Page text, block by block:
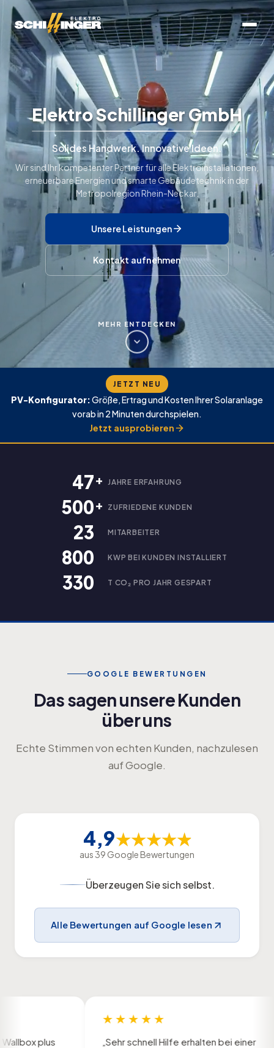
Elektro Schillinger GmbH
Solides Handwerk. Innovative Ideen.
Wir sind Ihr kompetenter Partner für alle Elektroinstallationen,
erneuerbare Energien und smarte Gebäudetechnik in der
Metropolregion Rhein-Neckar.
Unsere Leistungen
Kontakt aufnehmen
MEHR ENTDECKEN
JETZT NEU
PV-Konfigurator:Größe, Ertrag und Kosten Ihrer Solaranlage
vorab in 2 Minuten durchspielen.
Jetzt ausprobieren
47 JAHRE ERFAHRUNG
500 ZUFRIEDENE KUNDEN
23 MITARBEITER
800 KWP BEI KUNDEN INSTALLIERT
330 T CO₂ PRO JAHR GESPART
GOOGLE BEWERTUNGEN
Das sagen unsere Kunden
über uns
Echte Stimmen von echten Kunden, nachzulesen
auf Google.
4,9★★★★★
★★★★★
aus 39 Google Bewertungen
Überzeugen Sie sich selbst.
Alle Bewertungen auf Google lesen
plus
★★★★★
„Sehr schnell Hilfe erhalten bei einer